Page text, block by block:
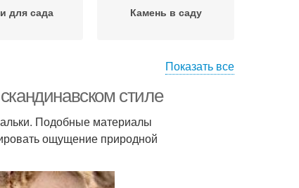
для сада Камень в саду
Показать все
стиле
Подобные материалы
ощущение природной